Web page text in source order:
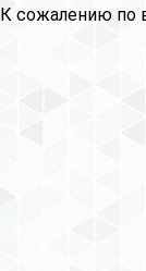
К сожалению по